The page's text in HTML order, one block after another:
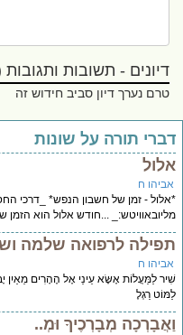
דיונים - תשובות ותגובות (0)
טרם נערך דיון סביב חידוש זה
תורה על שונות
ח
- זמן של חשבון הנפש* _דרכי
...חודש אלול הוא הזמן
לרפואה שלמה
ח
לַמַּעֲלוֹת אֶשָּׂא עֵינַי אֶל הֶהָרִים מֵאַיִן יָבֹא
רַגְלֶ
מְבָרְכֶיךָ וּמְ..